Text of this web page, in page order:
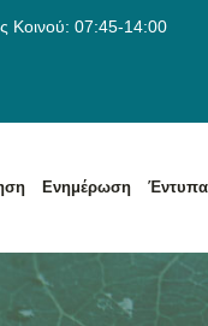
Κοινού: 07:45-14:00
Ενημέρωση Έντυπα